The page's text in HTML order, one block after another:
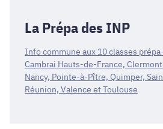
La Prépa des INP
Info commune aux 10 classes prépa
Cambrai Hauts-de-France,
Nancy, Pointe-à-Pître, Quimper,
Réunion, Valence et Toulouse